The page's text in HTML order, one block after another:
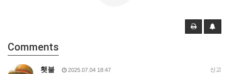
Comments
횃불 2025.07.04 18:47 신고